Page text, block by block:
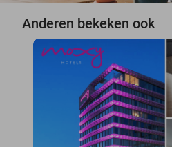
Anderen bekeken ook